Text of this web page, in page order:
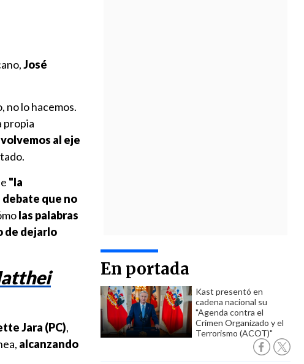
En portada
Kast presentó en
cadena nacional su
"Agenda contra el
Crimen Organizado y el
Terrorismo (ACOT)"
José
no lo hacemos.
propia
al eje
"la
debate que no
las palabras
de dejarlo
Jara (PC),
alcanzando